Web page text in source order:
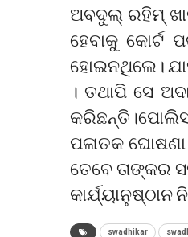
ଅବଦୁଲ୍ ରହିମ୍
ହେବାକୁ କୋର୍ଟ
ହୋଇନଥିଲେ।
। ତଥାପି ସେ
କରିଛନ୍ତି।ପୋଲିସ
ପଳାତକ
ତେବେ ତାଙ୍କର
swadhikar